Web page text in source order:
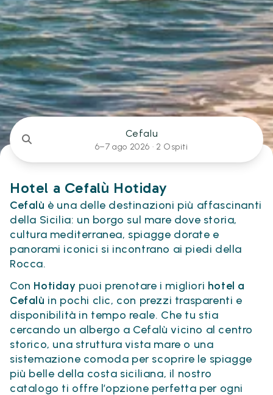
Cefalu
6–7 ago 2026 · 2 Ospiti
Hotel a Cefalù Hotiday
Cefalù è una delle destinazioni più affascinanti
della Sicilia: un borgo sul mare dove storia,
cultura mediterranea, spiagge dorate e
panorami iconici si incontrano ai piedi della
Rocca.
Con Hotiday puoi prenotare i migliori hotel a
Cefalù in pochi clic, con prezzi trasparenti e
disponibilità in tempo reale. Che tu stia
cercando un albergo a Cefalù vicino al centro
storico, una struttura vista mare o una
sistemazione comoda per scoprire le spiagge
più belle della costa siciliana, il nostro
catalogo ti offre l’opzione perfetta per ogni